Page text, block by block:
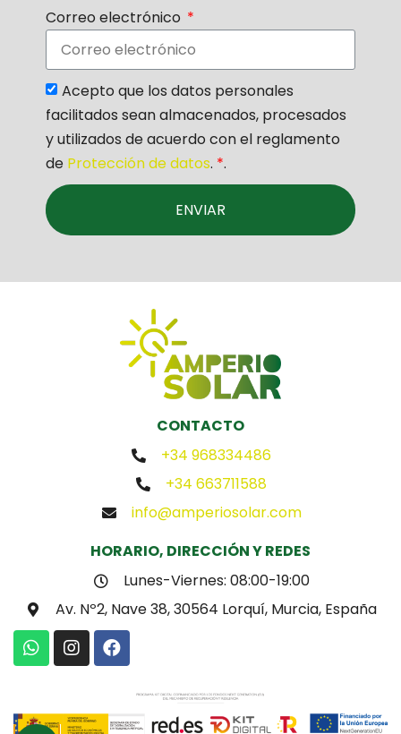
Correo electrónico
Acepto que los datos personales
facilitados sean almacenados, procesados
y utilizados de acuerdo con el reglamento
de Protección de datos. *.
ENVIAR
CONTACTO
+34 968334486
+34 663711588
info@amperiosolar.com
HORARIO, DIRECCIÓN Y REDES
Lunes-Viernes: 08:00-19:00
Av. Nº2, Nave 38, 30564 Lorquí, Murcia, España